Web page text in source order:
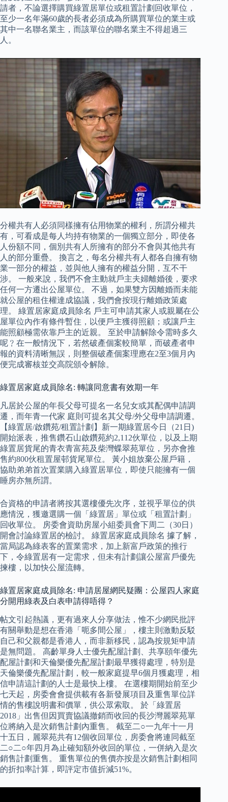
請者，不論選擇購買綠置居單位或租置計劃回收單位，
至少一名年滿60歲的長者必須成為所購買單位的業主或
其中一名聯名業主，而該單位的聯名業主不得超過三
人。
分權共有人必須同樣擁有佔用物業的權利，所謂分權共
有，可看成是每人均持有物業的一個獨立部分，即使各
人份額不同，個別共有人所擁有的部分不會與其他共有
人的部分重疊。 換言之，每名分權共有人都各自擁有物
業一部分的權益，並與他人擁有的權益分開，互不干
涉。 一般來說，我們不會主動就戶主夫婦離婚後，要求
任何一方遷出公屋單位。 不過，如果雙方因離婚而未能
就公屋的租住權達成協議，我們會按現行離婚政策處
理。 綠置居家庭成員除名 戶主可申請其家人或親屬在公
屋單位內作有條件暫住，以便戶主獲得照顧；或讓戶主
能照顧極需依靠戶主的近親。 至於申請解除令需時多久
呢﹖在一般情況下，若然破產個案較簡單，而破產者申
報的資料清晰無誤，則整個破產個案理應在2至3個月內
便完成審核並交高院頒令解除。
綠置居家庭成員除名: 轉讓同意書有效期一年
凡居於公屋的年長父母可提名一名兒女或其配偶申請調
遷，而年青一代家 庭則可提名其父母/外父母申請調遷。
【綠置居/啟鑽苑/租置計劃】新一期綠置居今日（21日)
開始派表，推售鑽石山啟鑽苑約2,112伙單位，以及上期
綠置居貨尾的青衣青富苑及柴灣蝶翠苑單位，另亦會推
售約800伙租置屋邨貨尾單位。 黃小姐放棄公屋戶籍，
協助弟弟首次置業購入綠置居單位，即使只能擁有一個
睡房亦無所謂。
合資格的申請者將按其選樓優先次序，並視乎單位的供
應情況，獲邀選購一個「綠置居」單位或「租置計劃」
回收單位。 房委會資助房屋小組委員會下周二（30日）
開會討論綠置居的檢討。 綠置居家庭成員除名 據了解，
當局認為綠表客的置業需求，加上新富戶政策的推行
下，令綠置居有一定需求，但未有計劃讓公屋富戶優先
揀樓，以加快公屋流轉。
綠置居家庭成員除名: 申請居屋網民疑團：公屋四人家庭
分開用綠表及白表申請得唔得？
帖文引起熱議，更有過來人分享做法，惟不少網民批評
有關舉動是想在香港「呃多間公屋」，樓主則激動反駁
自己和父親都是香港人，而非新移民，認為按規矩申請
是無問題。 高齡單身人士優先配屋計劃、共享頤年優先
配屋計劃和天倫樂優先配屋計劃最早獲得處理，特別是
天倫樂優先配屋計劃，較一般家庭提早6個月獲處理，相
信申請這計劃的人士是最快上樓。 在選樓期開始前至少
七天起，房委會會提供載有各新發展項目及重售單位詳
情的售樓說明書和價單，供公眾索取。 於「綠置居
2018」出售但因買賣協議撤銷而收回的長沙灣麗翠苑單
位將納入是次銷售計劃內重售。 截至二○一九年十一月
十五日，麗翠苑共有12個收回單位，房委會將連同截至
二○二○年四月為止確知額外收回的單位，一併納入是次
銷售計劃重售。 重售單位的售價亦按是次銷售計劃相同
的折扣率計算，即評定市值折減51%。